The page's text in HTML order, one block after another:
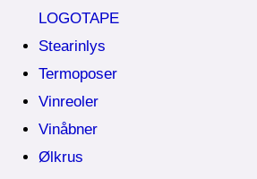
LOGOTAPE
Stearinlys
Termoposer
Vinreoler
Vinåbner
Ølkrus